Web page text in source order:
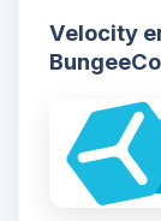
Velocity